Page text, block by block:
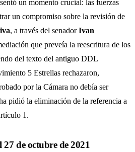
un momento crucial: las fuerzas
un compromiso sobre la revisión de
, a través del senadorIvan
que preveía la reescritura de los
del texto del antiguo DDL
5 Estrellas rechazaron,
por la Cámara no debía ser
pidió la eliminación de la referencia a
1.
de octubre de 2021